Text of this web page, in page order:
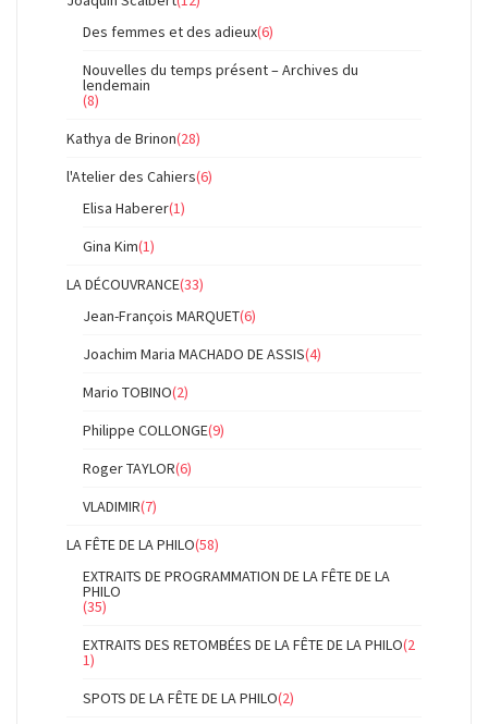
Des femmes et des adieux(6)
Nouvelles du temps présent – Archives du
lendemain
(8)
Kathya de Brinon(28)
l'Atelier des Cahiers(6)
Elisa Haberer(1)
Gina Kim(1)
LA DÉCOUVRANCE(33)
Jean-François MARQUET(6)
Joachim Maria MACHADO DE ASSIS(4)
Mario TOBINO(2)
Philippe COLLONGE(9)
Roger TAYLOR(6)
VLADIMIR(7)
LA FÊTE DE LA PHILO(58)
EXTRAITS DE PROGRAMMATION DE LA FÊTE DE LA
PHILO
(35)
EXTRAITS DES RETOMBÉES DE LA FÊTE DE LA PHILO(2
1)
SPOTS DE LA FÊTE DE LA PHILO(2)